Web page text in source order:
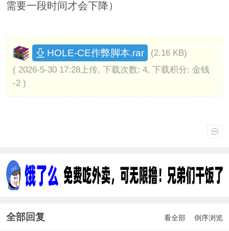
需要一段时间才会下降）
HOLE-CE作弊脚本.rar
(2.16 KB)
( 2026-5-30 17:28上传, 下载次数: 4, 下载积分: 金钱
-2 )
全部回复 看全部 倒序浏览